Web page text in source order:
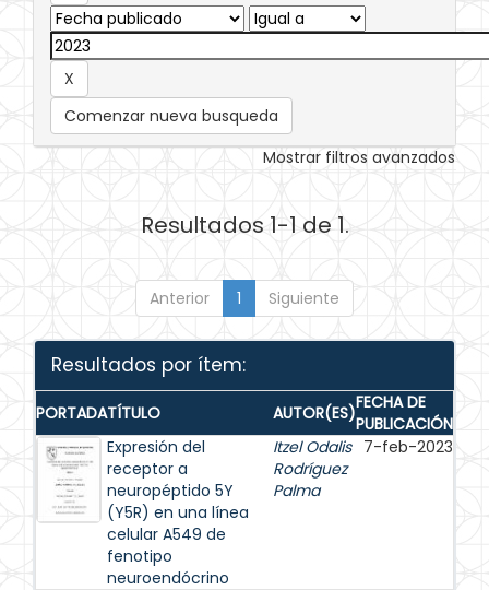
Comenzar nueva busqueda
Mostrar filtros avanzados
Resultados 1-1 de 1.
Anterior 1 Siguiente
Resultados por ítem:
PORTADATÍTULO AUTOR(ES)FECHA DE
PUBLICACIÓN
Expresión del
receptor a
neuropéptido 5Y
(Y5R) en una línea
celular A549 de
fenotipo
neuroendócrino
Itzel Odalis
Rodríguez
Palma
7-feb-2023